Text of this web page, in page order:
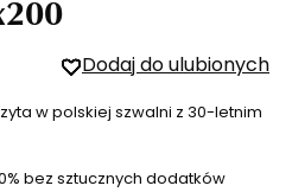
Dodaj do ulubionych
w polskiej szwalni z 30-letnim
bez sztucznych dodatków